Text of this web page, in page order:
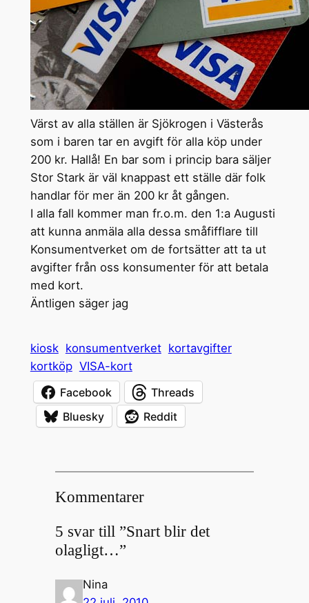
Värst av alla ställen är Sjökrogen i Västerås
som i baren tar en avgift för alla köp under
200 kr. Hallå! En bar som i princip bara säljer
Stor Stark är väl knappast ett ställe där folk
handlar för mer än 200 kr åt gången.
I alla fall kommer man fr.o.m. den 1:a Augusti
att kunna anmäla alla dessa småfifflare till
Konsumentverket om de fortsätter att ta ut
avgifter från oss konsumenter för att betala
med kort.
Äntligen säger jag
kiosk konsumentverket kortavgifter
kortköp VISA-kort
Facebook
Threads
Bluesky
Reddit
Kommentarer
5 svar till ”Snart blir det
olagligt…”
Nina